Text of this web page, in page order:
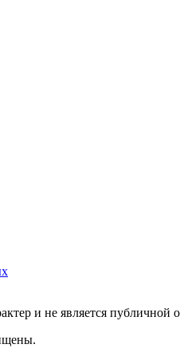
и не является